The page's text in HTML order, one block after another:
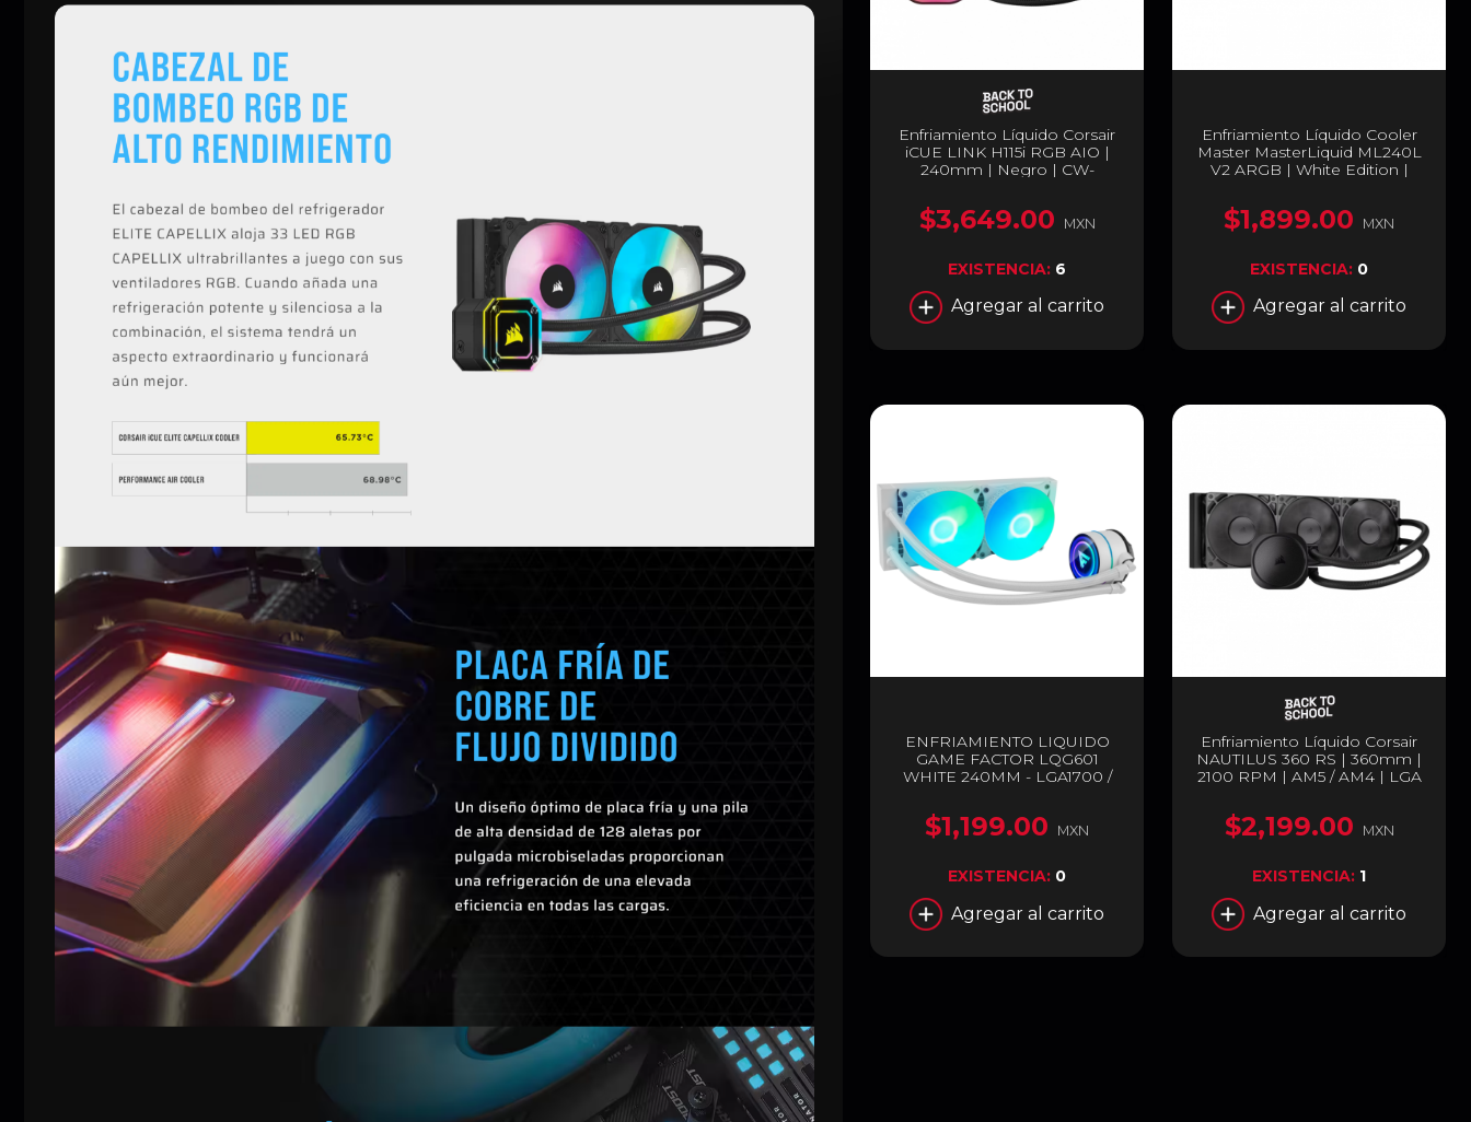
Enfriamiento Líquido Corsair
iCUE LINK H115i RGB AIO |
240mm | Negro | CW-
$3,649.00 MXN
EXISTENCIA: 6
Agregar al carrito
Enfriamiento Líquido Cooler
Master MasterLiquid ML240L
V2 ARGB | White Edition |
$1,899.00 MXN
EXISTENCIA: 0
Agregar al carrito
ENFRIAMIENTO LIQUIDO
GAME FACTOR LQG601
WHITE 240MM - LGA1700 /
$1,199.00 MXN
EXISTENCIA: 0
Agregar al carrito
Enfriamiento Líquido Corsair
NAUTILUS 360 RS | 360mm |
2100 RPM | AM5 / AM4 | LGA
$2,199.00 MXN
EXISTENCIA: 1
Agregar al carrito